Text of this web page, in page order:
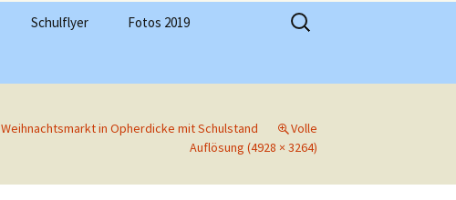
Schulflyer Fotos 2019
Suchen
nach:
Weihnachtsmarkt in Opherdicke mit Schulstand
Volle
Auflösung (4928 × 3264)